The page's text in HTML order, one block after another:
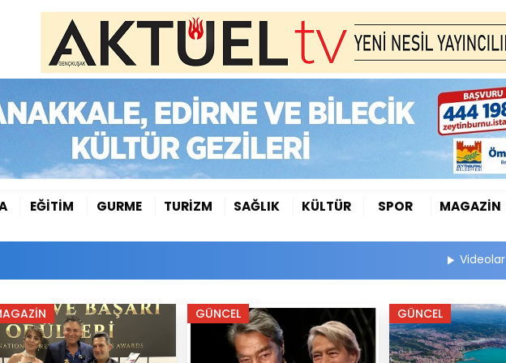
EĞİTİM GURME TURİZM SAĞLIK KÜLTÜR SPOR
MAGAZİN
Videolar
GÜNCEL GÜNCEL